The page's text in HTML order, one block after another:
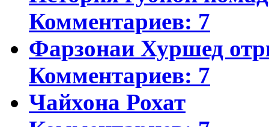
Комментариев: 7
Фарзонаи Хуршед
Комментариев: 7
Чайхона Рохат